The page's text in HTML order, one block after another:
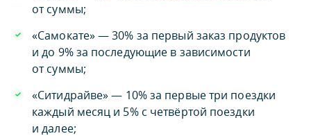
от суммы;
«Самокате» — 30% за первый заказ продуктов
и до 9% за последующие в зависимости
от суммы;
«Ситидрайве» — 10% за первые три поездки
каждый месяц и 5% с четвёртой поездки
и далее;